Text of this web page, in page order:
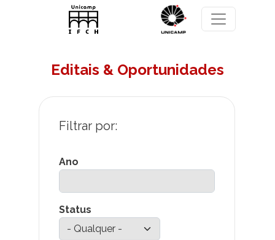
Pular para o conteúdo principal
Editais & Oportunidades
Ano
Status